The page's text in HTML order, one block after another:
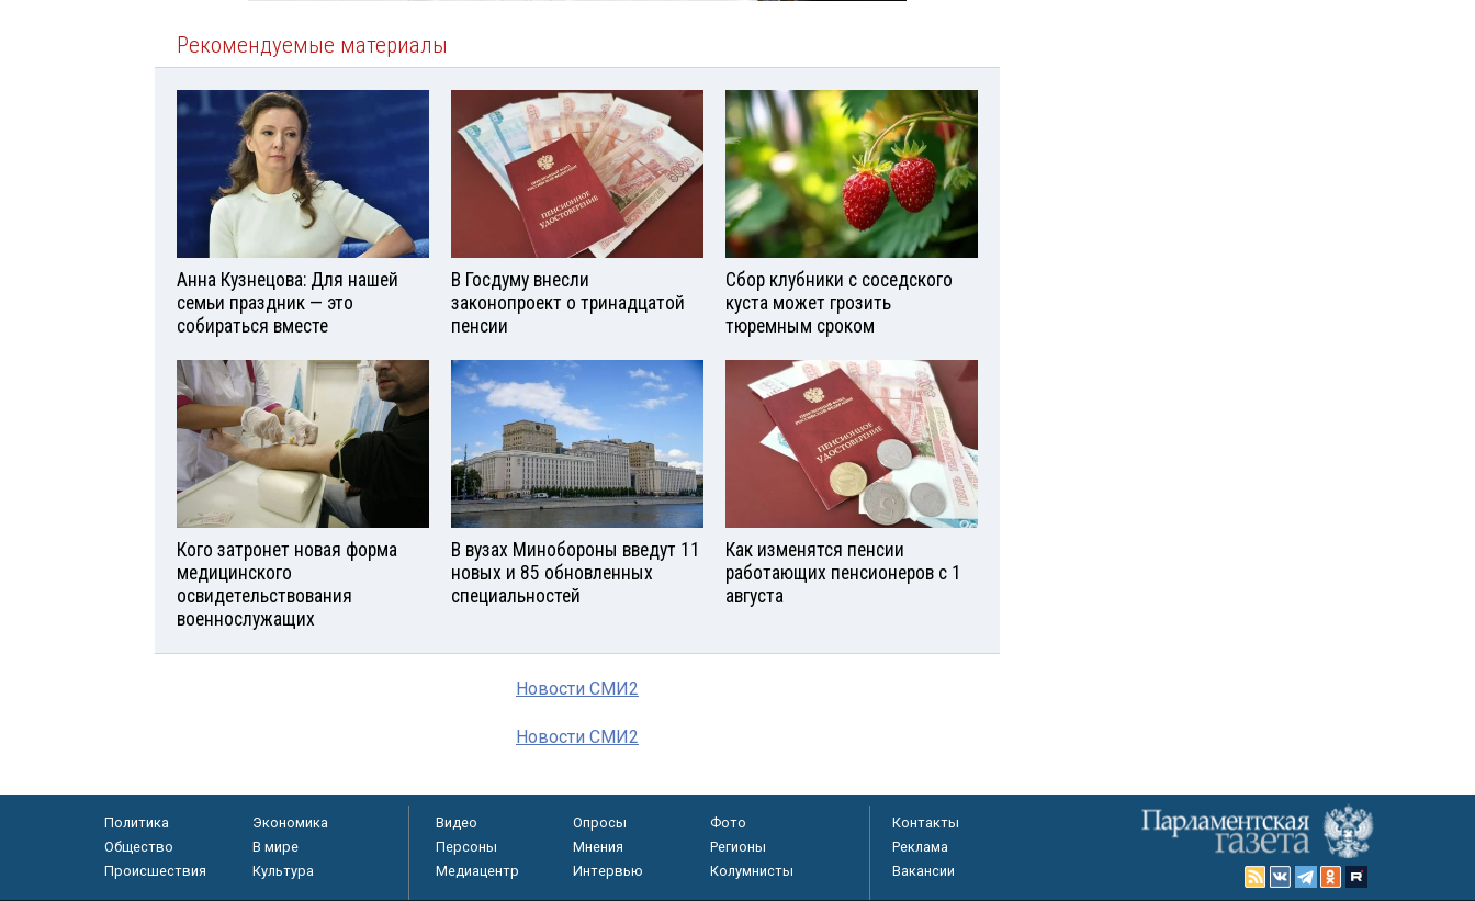
Рекомендуемые материалы
Анна Кузнецова: Для нашей
семьи праздник — это
собираться вместе
В Госдуму внесли
законопроект о тринадцатой
пенсии
Сбор клубники с соседского
куста может грозить
тюремным сроком
Кого затронет новая форма
медицинского
освидетельствования
военнослужащих
В вузах Минобороны введут 11
новых и 85 обновленных
специальностей
Как изменятся пенсии
работающих пенсионеров с 1
августа
Новости СМИ2
Новости СМИ2
Политика
Экономика
Общество
В мире
Происшествия
Культура
Видео Опросы
Фото
Персоны
Мнения
Регионы
Медиацентр
Интервью Колумнисты
Контакты
Реклама
Вакансии